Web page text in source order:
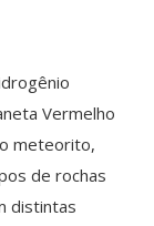
Vermelho
meteorito,
de rochas
distintas